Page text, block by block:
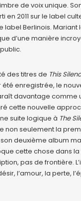
de voix unique.
en 2011 sur le label
label Berlinois. Mariant
d’une manière
des titres de This
été enregistrée, le
davantage comme
cette nouvelle
suite logique à The
non seulement la
deuxième album
cette chose dans la
pas de frontière.
l’amour, la perte,